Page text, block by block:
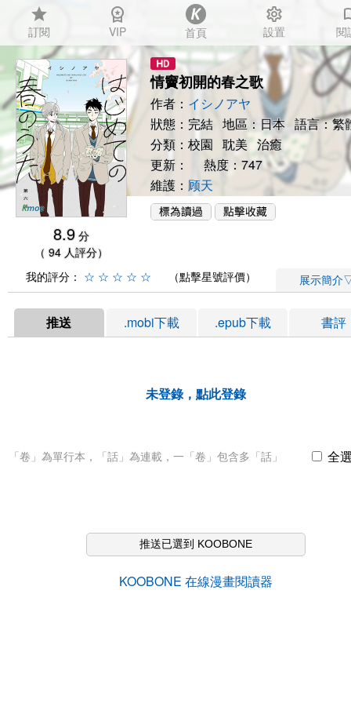
star
訂閱
workspace_premium
VIP 首頁
settings
設置 閱
8.9 分
（ 94 人評分）
情竇初開的春之歌
作者： イシノアヤ
狀態：完結 地區：日本 語言：繁
分類： 校園 耽美 治癒
更新： 熱度：747
維護： 顾天
我的評分： ☆ ☆ ☆ ☆ ☆ （點擊星號評價） 展示簡介
推送 .mobi下載 .epub下載 書評
未登錄，點此登錄
「卷」為單行本，「話」為連載，一「卷」包含多「話」 全
推送已選到 KOOBONE
KOOBONE 在線漫畫閱讀器